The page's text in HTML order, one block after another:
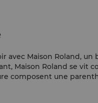
avec Maison Roland, un
Maison Roland se vit
composent une